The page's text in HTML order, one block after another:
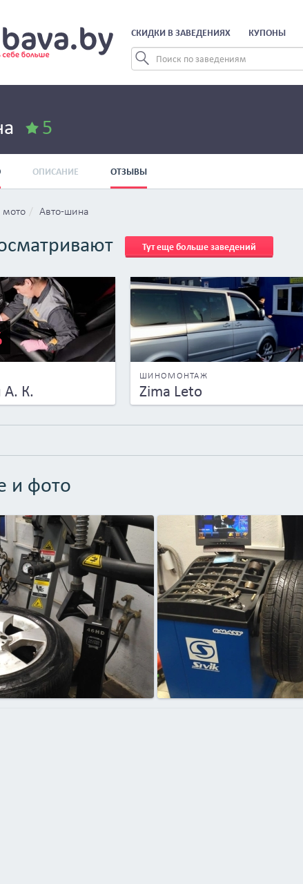
СКИДКИ В ЗАВЕДЕНИЯХ КУПОНЫ
5
ОПИСАНИЕ ОТЗЫВЫ
мото Авто-шина
Тут еще больше заведений
А. К.
ШИНОМОНТАЖ
Zima Leto
и фото